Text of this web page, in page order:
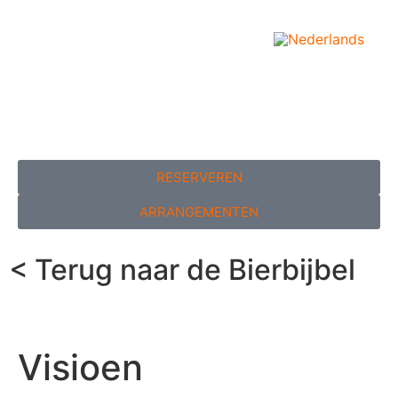
RESERVEREN
ARRANGEMENTEN
Visioen
< Terug naar de Bierbijbel